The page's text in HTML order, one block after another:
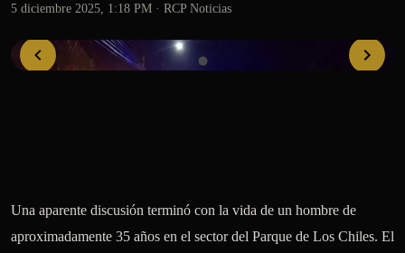
5 diciembre 2025, 1:18 PM · RCP Noticias
Una aparente discusión terminó con la vida de un hombre de
aproximadamente 35 años en el sector del Parque de Los Chiles. El